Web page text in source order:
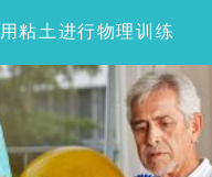
用粘土进行物理训练